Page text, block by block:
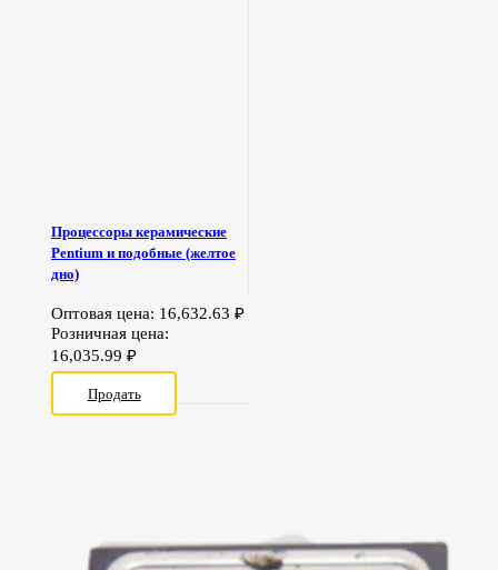
Процессоры керамические
Pentium и подобные (желтое
дно)
Оптовая цена: 16,632.63₽
Розничная цена:
16,035.99₽
Продать